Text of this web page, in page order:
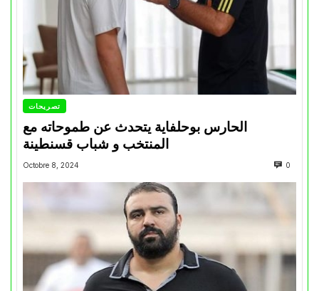
تصريحات
الحارس بوحلفاية يتحدث عن طموحاته مع
المنتخب و شباب قسنطينة
Octobre 8, 2024 0